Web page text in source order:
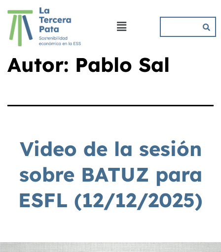
Autor: Pablo Sal
Video de la sesión
sobre BATUZ para
ESFL (12/12/2025)